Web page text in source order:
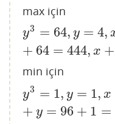
max için
y3 = 64, y = 4,
+ 64 = 444, x +
y3 64 ,y=4 ,x =4∗95
min için
y3 = 1, y = 1, x
+ y = 96 + 1 =
y3 1,y =1 ,x =95∗ 1+